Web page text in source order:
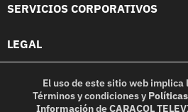
SERVICIOS CORPORATIVOS
LEGAL
El uso de este sitio web implica
Términos y condicionesy
InformacióndeCARACOL